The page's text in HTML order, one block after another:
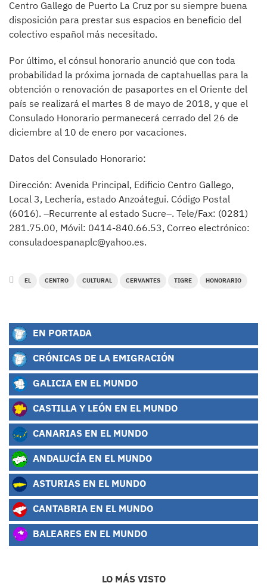
Centro Gallego de Puerto La Cruz por su siempre buena
disposición para prestar sus espacios en beneficio del
colectivo español más necesitado.
Por último, el cónsul honorario anunció que con toda
probabilidad la próxima jornada de captahuellas para la
obtención o renovación de pasaportes en el Oriente del
país se realizará el martes 8 de mayo de 2018, y que el
Consulado Honorario permanecerá cerrado del 26 de
diciembre al 10 de enero por vacaciones.
Datos del Consulado Honorario:
Dirección: Avenida Principal, Edificio Centro Gallego,
Local 3, Lechería, estado Anzoátegui. Código Postal
(6016). –Recurrente al estado Sucre–. Tele/Fax: (0281)
281.75.00, Móvil: 0414-840.66.53, Correo electrónico:
consuladoespanaplc@yahoo.es.
EL CENTRO CULTURAL CERVANTES TIGRE HONORARIO
EN PORTADA
CRÓNICAS DE LA EMIGRACIÓN
GALICIA EN EL MUNDO
CASTILLA Y LEÓN EN EL MUNDO
CANARIAS EN EL MUNDO
ANDALUCÍA EN EL MUNDO
ASTURIAS EN EL MUNDO
CANTABRIA EN EL MUNDO
BALEARES EN EL MUNDO
LO MÁS VISTO